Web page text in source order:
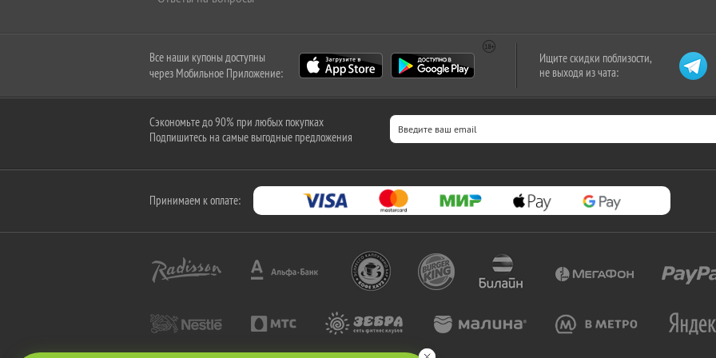
Все наши купоны доступны
через Мобильное Приложение:
Ищите скидки поблизости,
не выходя из чата:
Сэкономьте до 90% при любых покупках
Подпишитесь на самые выгодные предложения
Принимаем к оплате: